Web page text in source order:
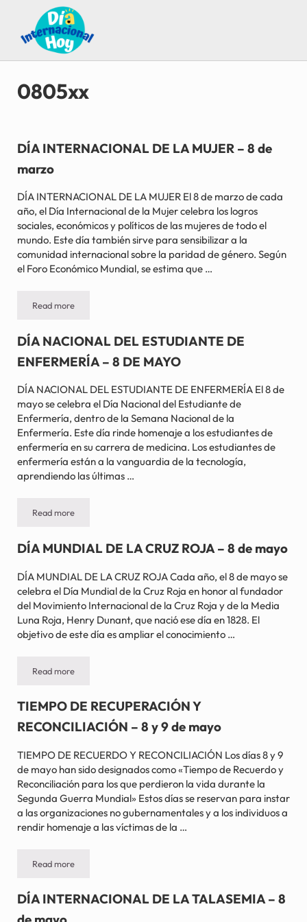
Saltar al contenido principal
Skip to after header navigation
Skip to site footer
Día Internacional Hoy
Guía para saber qué día internacional es hoy
0805xx
DÍA INTERNACIONAL DE LA MUJER – 8 de
marzo
DÍA INTERNACIONAL DE LA MUJER El 8 de marzo de cada
año, el Día Internacional de la Mujer celebra los logros
sociales, económicos y políticos de las mujeres de todo el
mundo. Este día también sirve para sensibilizar a la
comunidad internacional sobre la paridad de género. Según
el Foro Económico Mundial, se estima que …
Read moreDÍA INTERNACIONAL DE LA MUJER – 8 de marzo
DÍA NACIONAL DEL ESTUDIANTE DE
ENFERMERÍA – 8 DE MAYO
DÍA NACIONAL DEL ESTUDIANTE DE ENFERMERÍA El 8 de
mayo se celebra el Día Nacional del Estudiante de
Enfermería, dentro de la Semana Nacional de la
Enfermería. Este día rinde homenaje a los estudiantes de
enfermería en su carrera de medicina. Los estudiantes de
enfermería están a la vanguardia de la tecnología,
aprendiendo las últimas …
Read moreDÍA NACIONAL DEL ESTUDIANTE DE ENFERMERÍA – 8 DE
DÍA MUNDIAL DE LA CRUZ ROJA – 8 de mayo
DÍA MUNDIAL DE LA CRUZ ROJA Cada año, el 8 de mayo se
celebra el Día Mundial de la Cruz Roja en honor al fundador
del Movimiento Internacional de la Cruz Roja y de la Media
Luna Roja, Henry Dunant, que nació ese día en 1828. El
objetivo de este día es ampliar el conocimiento …
Read moreDÍA MUNDIAL DE LA CRUZ ROJA – 8 de mayo
TIEMPO DE RECUPERACIÓN Y
RECONCILIACIÓN – 8 y 9 de mayo
TIEMPO DE RECUERDO Y RECONCILIACIÓN Los días 8 y 9
de mayo han sido designados como «Tiempo de Recuerdo y
Reconciliación para los que perdieron la vida durante la
Segunda Guerra Mundial» Estos días se reservan para instar
a las organizaciones no gubernamentales y a los individuos a
rendir homenaje a las víctimas de la …
Read moreTIEMPO DE RECUPERACIÓN Y RECONCILIACIÓN – 8 y 9 de
DÍA INTERNACIONAL DE LA TALASEMIA – 8